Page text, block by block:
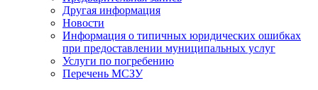
Другая информация
Новости
Информация о типичных юридических ошибках
при предоставлении муниципальных услуг
Услуги по погребению
Перечень МСЗУ